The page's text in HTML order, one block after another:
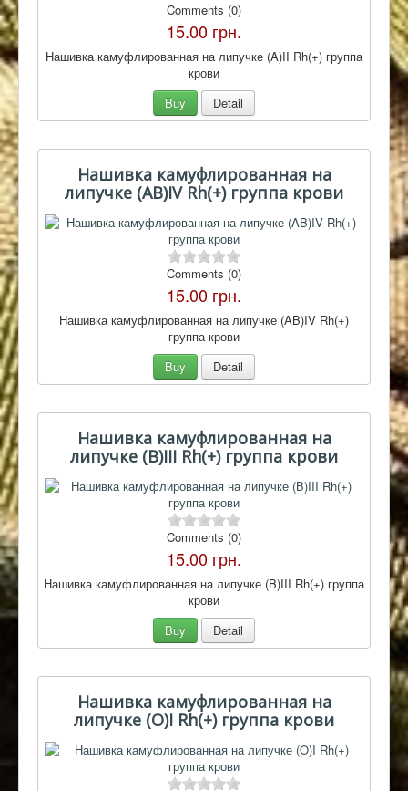
Comments (0)
15.00 грн.
Нашивка камуфлированная на липучке (A)II Rh(+) группа
крови
Buy
Detail
Нашивка камуфлированная на
липучке (AB)IV Rh(+) группа крови
Comments (0)
15.00 грн.
Нашивка камуфлированная на липучке (AB)IV Rh(+)
группа крови
Buy
Detail
Нашивка камуфлированная на
липучке (B)III Rh(+) группа крови
Comments (0)
15.00 грн.
Нашивка камуфлированная на липучке (B)III Rh(+) группа
крови
Buy
Detail
Нашивка камуфлированная на
липучке (O)I Rh(+) группа крови